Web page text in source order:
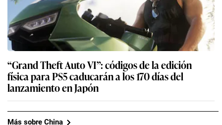
“Grand Theft Auto VI”: códigos de la edición
física para PS5 caducarán a los 170 días del
lanzamiento en Japón
Más sobre China